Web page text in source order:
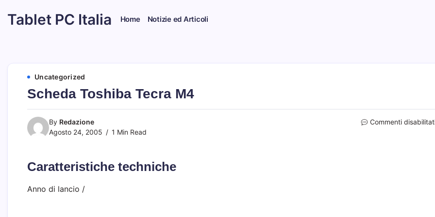
content
Tablet PC Italia
Tablet
Home Notizie ed Articoli
Uncategorized
Scheda Toshiba Tecra M4
By Redazione
Agosto 24, 2005
1 Min Read
Commenti
Caratteristiche techniche
Anno di lancio /